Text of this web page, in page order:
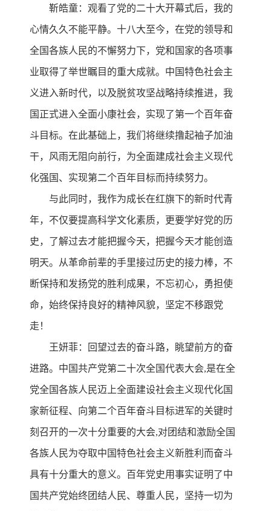
靳皓童：观看了党的二十大开幕式后，我的
心情久久不能平静。十八大至今，在党的领导和
全国各族人民的不懈努力下，党和国家的各项事
业取得了举世瞩目的重大成就。中国特色社会主
义进入新时代，以及脱贫攻坚战略持续推进，我
国正式进入全面小康社会，实现了第一个百年奋
斗目标。在此基础上，我们将继续撸起袖子加油
干，风雨无阻向前行，为全面建成社会主义现代
化强国、实现第二个百年目标而持续努力。
与此同时，我作为成长在红旗下的新时代青
年，不仅要提高科学文化素质，更要学好党的历
史，了解过去才能把握今天，把握今天才能创造
明天。从革命前辈的手里接过历史的接力棒，不
断保持和发扬党的胜利成果，不忘初心，勇担使
命，始终保持良好的精神风貌，坚定不移跟党
走！
王妍菲：回望过去的奋斗路，眺望前方的奋
进路。中国共产党第二十次全国代表大会,是在全
党全国各族人民迈上全面建设社会主义现代化国
家新征程、向第二个百年奋斗目标进军的关键时
刻召开的一次十分重要的大会,对团结和激励全国
各族人民为夺取中国特色社会主义新胜利而奋斗
具有十分重大的意义。百年党史用事实证明了中
国共产党始终团结人民、尊重人民，坚持一切为